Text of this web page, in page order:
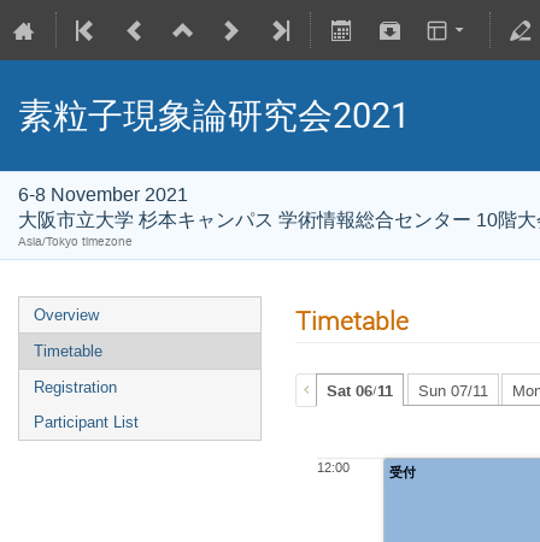
素粒子現象論研究会2021
6-8 November 2021
大阪市立大学 杉本キャンパス 学術情報総合センター 10階
Asia/Tokyo timezone
Overview
Timetable
Registration
Participant List
Timetable
Sat 06/11 Sun 07/11
12:00 受付